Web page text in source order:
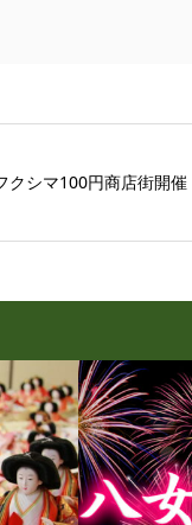
クシマ100円商店街開催